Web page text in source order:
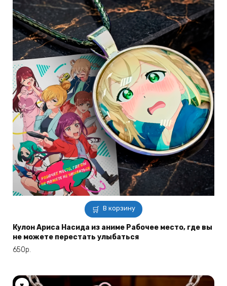
В корзину
Кулон Ариса Насида из аниме Рабочее место, где вы
не можете перестать улыбаться
650р.